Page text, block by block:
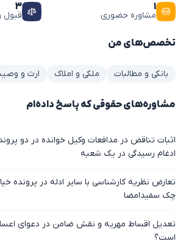
۱
مشاوره حضوری
۳
قبول
تخصص‌های من
بانکی و مطالبات ملکی و املاک ارث و
مشاوره‌های حقوقی که پاسخ داده‌ام
اثبات تناقض در مدافعات وکیل خوانده در دو
ادغام رسیدگی در یک شعبه
تعارض نظریه کارشناسی با سایر ادله در پرونده
چک سفیدامضا
تعدیل اقساط مهریه و نقش ضامن در دعوای
است؟